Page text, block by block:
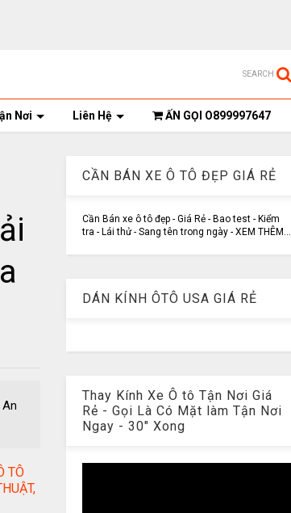
SEARCH
Nơi Liên Hệ ẤN GỌI O899997647
TÔ
CẦN BÁN XE Ô TÔ ĐẸP GIÁ RẺ
Cần Bán xe ô tô đẹp - Giá Rẻ - Bao test - Kiểm
tra - Lái thử - Sang tên trong ngày - XEM THÊM...
DÁN KÍNH ÔTÔ USA GIÁ RẺ
Thay Kính Xe Ô tô Tận Nơi Giá
Rẻ - Gọi Là Có Mặt làm Tận Nơi
Ngay - 30" Xong